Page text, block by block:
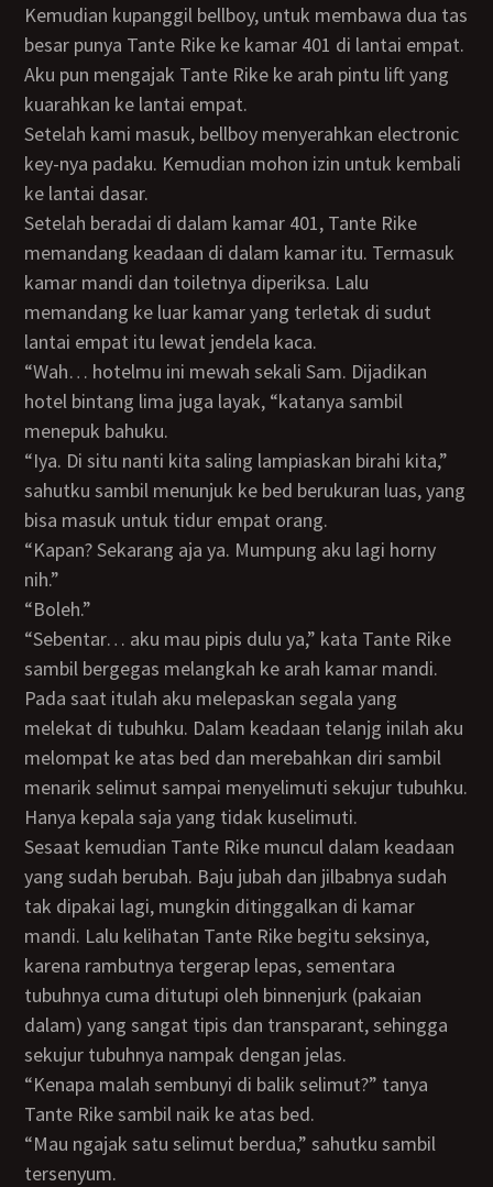
Kemudian kupanggil bellboy, untuk membawa dua tas
besar punya Tante Rike ke kamar 401 di lantai empat.
Aku pun mengajak Tante Rike ke arah pintu lift yang
kuarahkan ke lantai empat.
Setelah kami masuk, bellboy menyerahkan electronic
key-nya padaku. Kemudian mohon izin untuk kembali
ke lantai dasar.
Setelah beradai di dalam kamar 401, Tante Rike
memandang keadaan di dalam kamar itu. Termasuk
kamar mandi dan toiletnya diperiksa. Lalu
memandang ke luar kamar yang terletak di sudut
lantai empat itu lewat jendela kaca.
“Wah… hotelmu ini mewah sekali Sam. Dijadikan
hotel bintang lima juga layak, “katanya sambil
menepuk bahuku.
“Iya. Di situ nanti kita saling lampiaskan birahi kita,”
sahutku sambil menunjuk ke bed berukuran luas, yang
bisa masuk untuk tidur empat orang.
“Kapan? Sekarang aja ya. Mumpung aku lagi horny
nih.”
“Boleh.”
“Sebentar… aku mau pipis dulu ya,” kata Tante Rike
sambil bergegas melangkah ke arah kamar mandi.
Pada saat itulah aku melepaskan segala yang
melekat di tubuhku. Dalam keadaan telanjg inilah aku
melompat ke atas bed dan merebahkan diri sambil
menarik selimut sampai menyelimuti sekujur tubuhku.
Hanya kepala saja yang tidak kuselimuti.
Sesaat kemudian Tante Rike muncul dalam keadaan
yang sudah berubah. Baju jubah dan jilbabnya sudah
tak dipakai lagi, mungkin ditinggalkan di kamar
mandi. Lalu kelihatan Tante Rike begitu seksinya,
karena rambutnya tergerap lepas, sementara
tubuhnya cuma ditutupi oleh binnenjurk (pakaian
dalam) yang sangat tipis dan transparant, sehingga
sekujur tubuhnya nampak dengan jelas.
“Kenapa malah sembunyi di balik selimut?” tanya
Tante Rike sambil naik ke atas bed.
“Mau ngajak satu selimut berdua,” sahutku sambil
tersenyum.